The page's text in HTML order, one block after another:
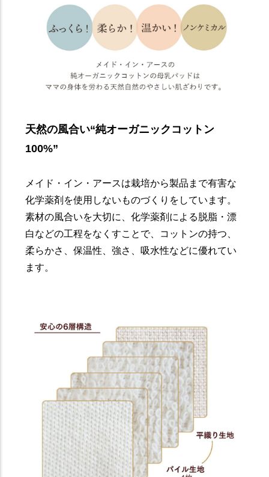
天然の風合い“純オーガニックコットン
100%”
メイド・イン・アースは栽培から製品まで有害な
化学薬剤を使用しないものづくりをしています。
素材の風合いを大切に、化学薬剤による脱脂・漂
白などの工程をなくすことで、コットンの持つ、
柔らかさ、保温性、強さ、吸水性などに優れてい
ます。